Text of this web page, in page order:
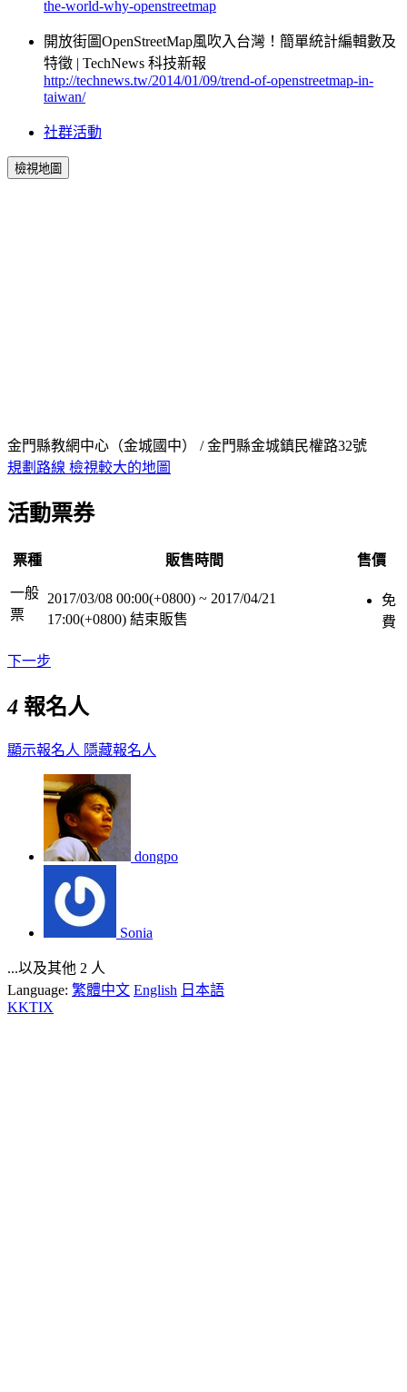
the-world-why-openstreetmap
開放街圖OpenStreetMap風吹入台灣！簡單統計編輯數及
特徵 | TechNews 科技新報
http://technews.tw/2014/01/09/trend-of-openstreetmap-in-
taiwan/
社群活動
檢視地圖
金門縣教網中心（金城國中） / 金門縣金城鎮民權路32號
規劃路線 檢視較大的地圖
活動票券
票種 販售時間 售價
一般
票
2017/03/08 00:00(+0800) ~ 2017/04/21
17:00(+0800) 結束販售
免
費
下一步
4 報名人
顯示報名人 隱藏報名人
dongpo
Sonia
...以及其他 2 人
Language: 繁體中文 English 日本語
KKTIX